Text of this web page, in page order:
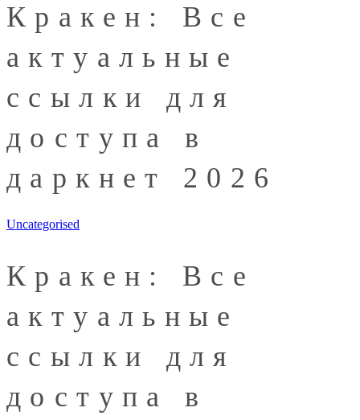
Кракен: Все
актуальные
ссылки для
доступа в
даркнет 2026
Uncategorised
Кракен: Все
актуальные
ссылки для
доступа в